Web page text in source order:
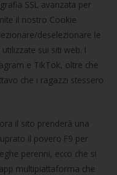
SSL avanzata per
il nostro Cookie
deselezionare le
sui siti web. I
e TikTok, oltre che
che i ragazzi stessero
il sito prenderà una
il povero F9 per
perenni, ecco che si
multipiattaforma che